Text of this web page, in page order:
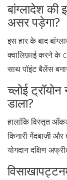
बांग्लादेश
असर पड़ेगा?
इस हार के बाद
क्वालिफ़ाई करने के
साथ पॉइंट बैलेंस
च्लोई
डाला?
हालांकि विस्तृत आँकड़े
किनारी गेंदबाज़ी
योगदान दक्षिण